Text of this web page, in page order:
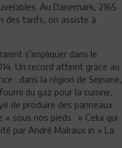
Au Danemark, 2165
des tarifs, on assiste à
s’impliquer dans le
Un record atteint grâce au
: dans la région de Sejnane,
du gaz pour la cuisine,
de produire des panneaux
sous nos pieds. « Celui qui
par André Malraux in « La